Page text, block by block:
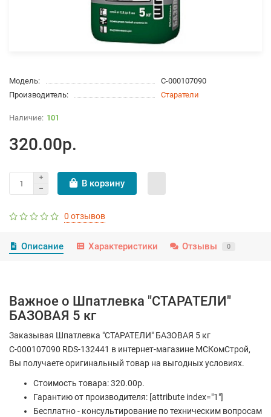
Модель:
С-000107090
Производитель:
Старатели
101
320.00р.
В корзину
0 отзывов
Описание Характеристики Отзывы 0
Важное о Шпатлевка "СТАРАТЕЛИ"
БАЗОВАЯ 5 кг
Заказывая Шпатлевка "СТАРАТЕЛИ" БАЗОВАЯ 5 кг
С-000107090 RDS-132441 в интернет-магазине МСКомСтрой,
Вы получаете оригинальный товар на выгодных условиях.
Стоимость товара: 320.00р.
Гарантию от производителя: [attribute index="1"]
Бесплатно - консультирование по техническим вопросам